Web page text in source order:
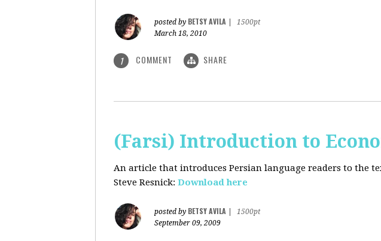
posted by BETSY AVILA
1500pt
March 18, 2010
1 COMMENT SHARE
(Farsi) Introduction to
An article that introduces Persian language readers to the
Steve Resnick: Download here
posted by BETSY AVILA
1500pt
September 09, 2009